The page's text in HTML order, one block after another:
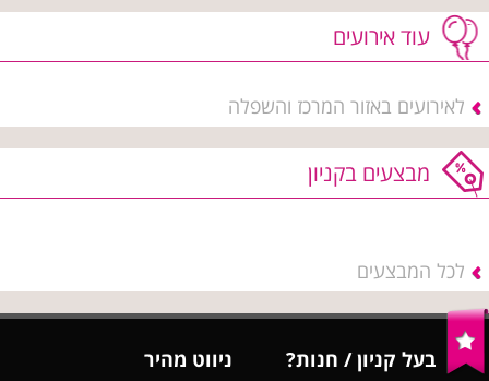
עוד אירועים
לאירועים באזור המרכז והשפלה
מבצעים בקניון
לכל המבצעים
בעל קניון / חנות?
ניווט מהיר